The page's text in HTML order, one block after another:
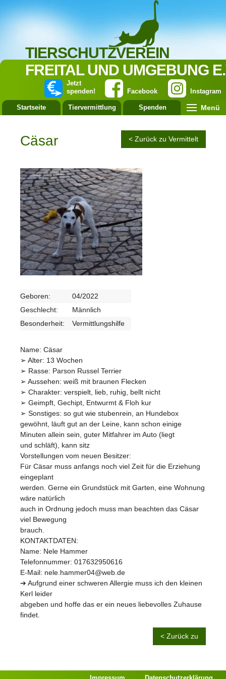
TIERSCHUTZVEREIN
FREITAL UND UMGEBUNG
Instagram
Facebook
Jetzt
spenden!
Startseite Tiervermittlung Spenden Menü
Cäsar < Zurück zu Vermittelt
Geboren:
04/2022
Geschlecht:
Männlich
Besonderheit:
Vermittlungshilfe
Name: Cäsar
➢ Alter: 13 Wochen
➢ Rasse: Parson Russel Terrier
➢ Aussehen: weiß mit braunen Flecken
➢ Charakter: verspielt, lieb, ruhig, bellt nicht
➢ Geimpft, Gechipt, Entwurmt & Floh kur
➢ Sonstiges: so gut wie stubenrein, an Hundebox
gewöhnt, läuft gut an der Leine, kann schon einige
Minuten allein sein, guter Mitfahrer im Auto (liegt
und schläft), kann sitz
Vorstellungen vom neuen Besitzer:
Für Cäsar muss anfangs noch viel Zeit für die Erziehung
eingeplant
werden. Gerne ein Grundstück mit Garten, eine Wohnung
wäre natürlich
auch in Ordnung jedoch muss man beachten das Cäsar
viel Bewegung
brauch.
KONTAKTDATEN:
Name: Nele Hammer
Telefonnummer: 017632950616
E-Mail: nele.hammer04@web.de
➔ Aufgrund einer schweren Allergie muss ich den kleinen
Kerl leider
abgeben und hoffe das er ein neues liebevolles Zuhause
findet.
< Zurück zu